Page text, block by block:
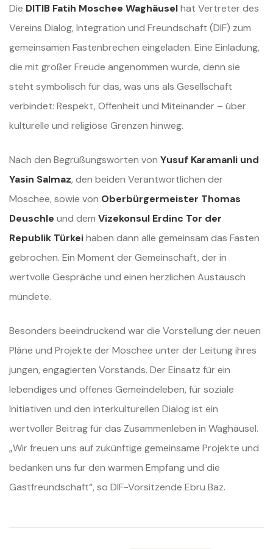
Die DITIB Fatih Moschee Waghäuselhat Vertreter des
Vereins Dialog, Integration und Freundschaft (DIF) zum
gemeinsamen Fastenbrechen eingeladen. Eine Einladung,
die mit großer Freude angenommen wurde, denn sie
steht symbolisch für das, was uns als Gesellschaft
verbindet: Respekt, Offenheit und Miteinander – über
kulturelle und religiöse Grenzen hinweg.
Nach den Begrüßungsworten von Yusuf Karamanli und
Yasin Salmaz, den beiden Verantwortlichen der
Moschee, sowie von Oberbürgermeister Thomas
Deuschle und dem Vizekonsul Erdinc Tor der
Republik Türkeihaben dann alle gemeinsam das Fasten
gebrochen. Ein Moment der Gemeinschaft, der in
wertvolle Gespräche und einen herzlichen Austausch
mündete.
Besonders beeindruckend war die Vorstellung der neuen
Pläne und Projekte der Moschee unter der Leitung ihres
jungen, engagierten Vorstands. Der Einsatz für ein
lebendiges und offenes Gemeindeleben, für soziale
Initiativen und den interkulturellen Dialog ist ein
wertvoller Beitrag für das Zusammenleben in Waghäusel.
„Wir freuen uns auf zukünftige gemeinsame Projekte und
bedanken uns für den warmen Empfang und die
Gastfreundschaft“, so DIF-Vorsitzende Ebru Baz.